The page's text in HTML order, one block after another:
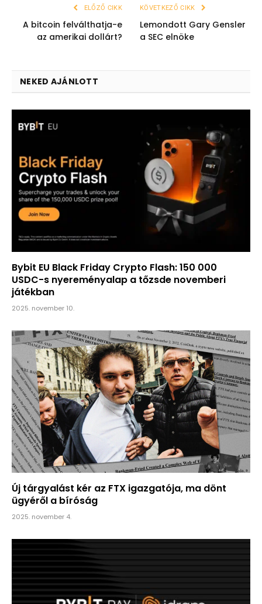
ELŐZŐ CIKK
A bitcoin felválthatja-e
az amerikai dollárt?
KÖVETKEZŐ CIKK
Lemondott Gary Gensler
a SEC elnöke
NEKED AJÁNLOTT
Bybit EU Black Friday Crypto Flash: 150 000
USDC-s nyereményalap a tőzsde novemberi
játékban
2025. november 10.
Új tárgyalást kér az FTX igazgatója, ma dönt
ügyéről a bíróság
2025. november 4.